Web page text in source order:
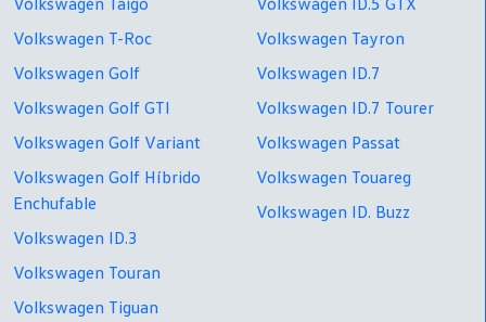
Volkswagen T-Roc
Volkswagen Golf
Volkswagen Golf GTI
Volkswagen Golf Variant
Volkswagen Golf Híbrido
Enchufable
Volkswagen ID.3
Volkswagen Touran
Volkswagen Tiguan
Volkswagen Tayron
Volkswagen ID.7
Volkswagen ID.7 Tourer
Volkswagen Passat
Volkswagen Touareg
Volkswagen ID. Buzz